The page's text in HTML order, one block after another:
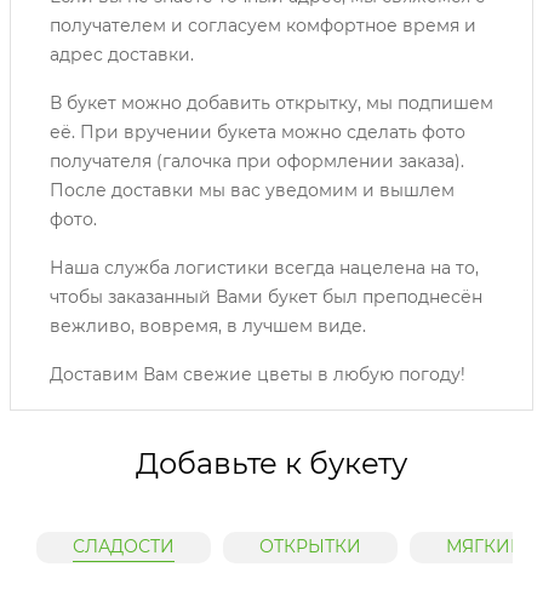
получателем и согласуем комфортное время и
адрес доставки.
В букет можно добавить открытку, мы подпишем
её. При вручении букета можно сделать фото
получателя (галочка при оформлении заказа).
После доставки мы вас уведомим и вышлем
фото.
Наша служба логистики всегда нацелена на то,
чтобы заказанный Вами букет был преподнесён
вежливо, вовремя, в лучшем виде.
Доставим Вам свежие цветы в любую погоду!
Добавьте к букету
СЛАДОСТИ ОТКРЫТКИ МЯГКИЕ